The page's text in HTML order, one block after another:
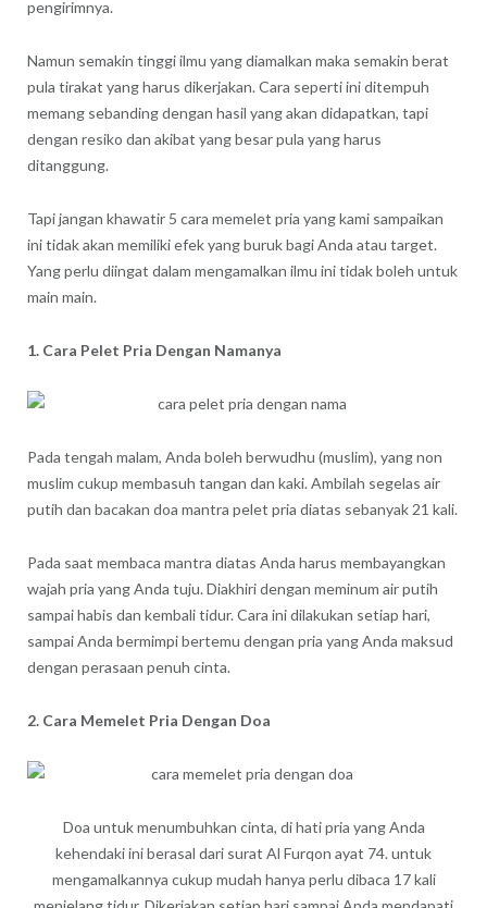
pengirimnya.
Namun semakin tinggi ilmu yang diamalkan maka semakin berat
pula tirakat yang harus dikerjakan. Cara seperti ini ditempuh
memang sebanding dengan hasil yang akan didapatkan, tapi
dengan resiko dan akibat yang besar pula yang harus
ditanggung.
Tapi jangan khawatir 5 cara memelet pria yang kami sampaikan
ini tidak akan memiliki efek yang buruk bagi Anda atau target.
Yang perlu diingat dalam mengamalkan ilmu ini tidak boleh untuk
main main.
1. Cara Pelet Pria Dengan Namanya
Pada tengah malam, Anda boleh berwudhu (muslim), yang non
muslim cukup membasuh tangan dan kaki. Ambilah segelas air
putih dan bacakan doa mantra pelet pria diatas sebanyak 21 kali.
Pada saat membaca mantra diatas Anda harus membayangkan
wajah pria yang Anda tuju. Diakhiri dengan meminum air putih
sampai habis dan kembali tidur. Cara ini dilakukan setiap hari,
sampai Anda bermimpi bertemu dengan pria yang Anda maksud
dengan perasaan penuh cinta.
2. Cara Memelet Pria Dengan Doa
Doa untuk menumbuhkan cinta, di hati pria yang Anda
kehendaki ini berasal dari surat Al Furqon ayat 74. untuk
mengamalkannya cukup mudah hanya perlu dibaca 17 kali